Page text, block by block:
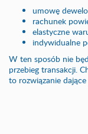
umowę
rachunek
elastyczne
indywidualne
W ten sposób nie
przebieg transakcji.
to rozwiązanie